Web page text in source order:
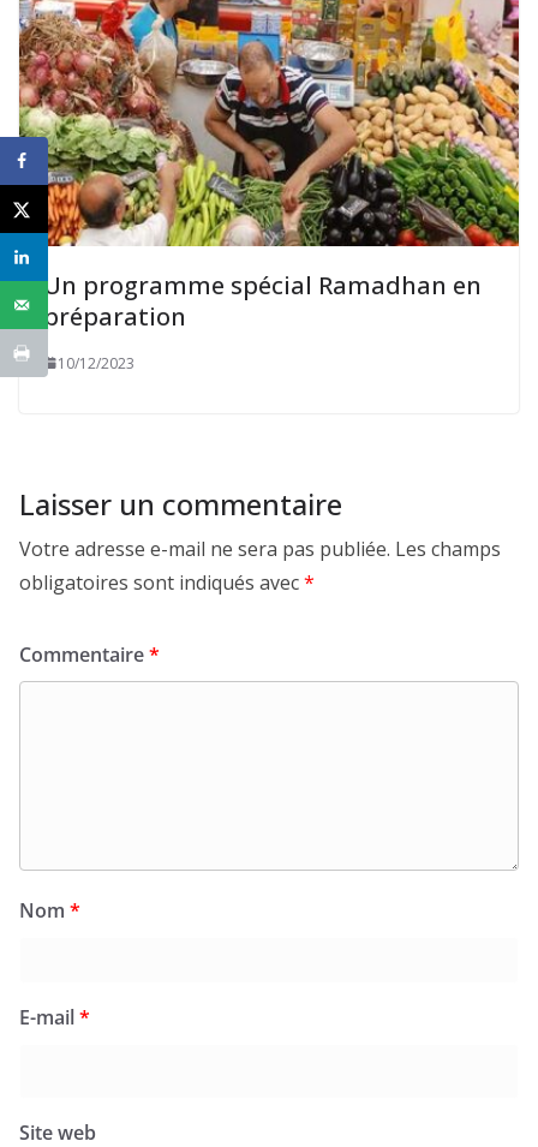
Un programme spécial Ramadhan en
préparation
10/12/2023
Laisser un commentaire
Votre adresse e-mail ne sera pas publiée. Les champs
obligatoires sont indiqués avec*
Commentaire*
Nom *
E-mail*
Site web